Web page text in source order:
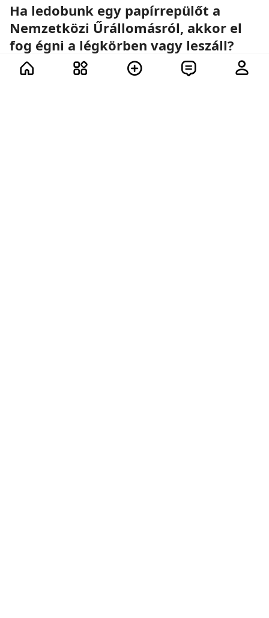
Ha ledobunk egy papírrepülőt a
Nemzetközi Űrállomásról, akkor el
fog égni a légkörben vagy leszáll?
Űrhajók, papírrepülők és a fizika törvényei.